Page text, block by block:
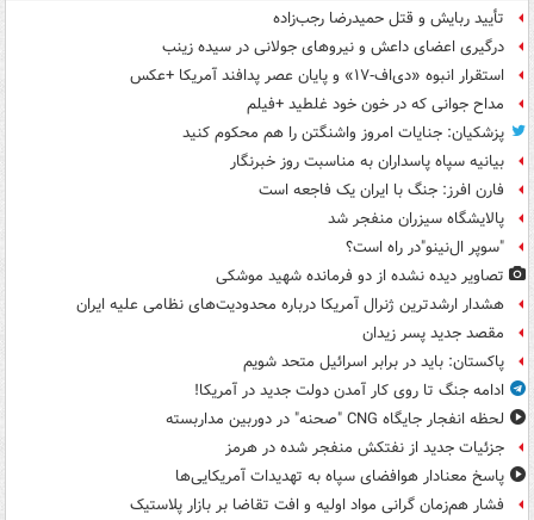
تأیید ربایش و قتل حمیدرضا رجب‌زاده
درگیری اعضای داعش و نیروهای جولانی در سیده زینب
استقرار انبوه «دی‌اف‑۱۷» و پایان عصر پدافند آمریکا +عکس
مداح جوانی که در خون خود غلطید +فیلم
پزشکیان: جنایات امروز واشنگتن را هم محکوم کنید
بیانیه سپاه پاسداران به مناسبت روز خبرنگار
فارن افرز: جنگ با ایران یک فاجعه است
پالایشگاه سیزران منفجر شد
"سوپر ال‌نینو"در راه است؟
تصاویر دیده‌ نشده از دو فرمانده شهید موشکی
هشدار ارشدترین ژنرال آمریکا درباره محدودیت‌های نظامی علیه ایران
مقصد جدید پسر زیدان
پاکستان: باید در برابر اسرائیل متحد شویم
ادامه جنگ تا روی کار آمدن دولت جدید در آمریکا!
لحظه انفجار جایگاه CNG "صحنه" در دوربین مداربسته
جزئیات جدید از نفتکش منفجر شده در هرمز
پاسخ معنادار هوافضای سپاه به تهدیدات آمریکایی‌ها
فشار هم‌زمان گرانی مواد اولیه و افت تقاضا بر بازار پلاستیک